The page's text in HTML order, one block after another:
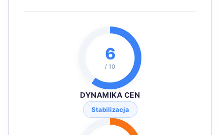
6
/ 10
DYNAMIKA CEN
Stabilizacja